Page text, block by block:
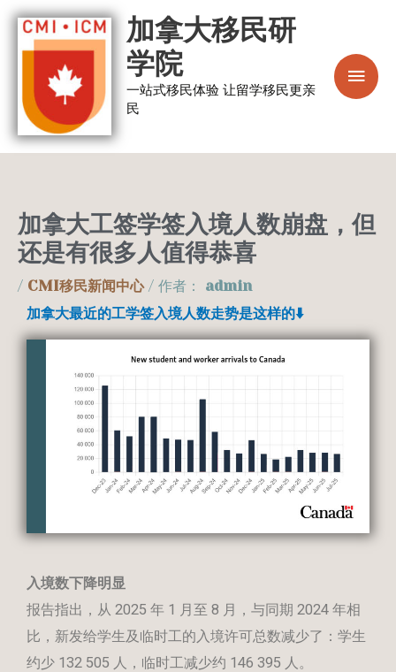
跳
加拿大移民研
学院
一站式移民体验 让留学移民更亲
民
菜
单
加拿大工签学签入境人数崩盘，但
还是有很多人值得恭喜
/ CMI移民新闻中心/ 作者：
admin
加拿大最近的工学签入境人数走势是这样的⬇️
入境数下降明显
报告指出，从 2025 年 1 月至 8 月，与同期 2024 年相
比，新发给学生及临时工的入境许可总数减少了：学生
约少 132 505 人，临时工减少约 146 395 人。